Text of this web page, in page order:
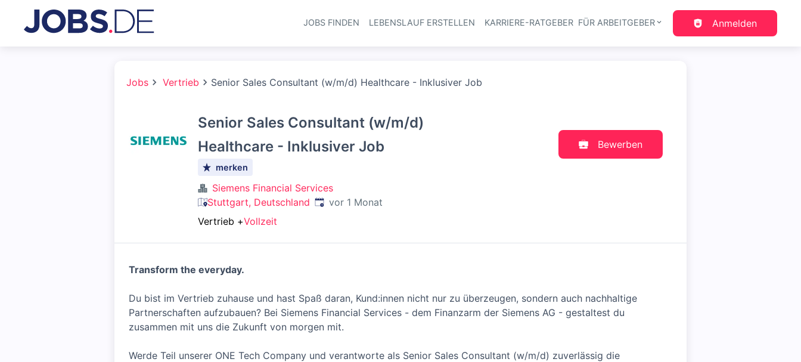
Haupt-Navigation
JOBS FINDEN LEBENSLAUF ERSTELLEN KARRIERE-RATGEBER FÜR ARBEITGEBER Anmelden
Jobs Vertrieb Senior Sales Consultant (w/m/d) Healthcare - Inklusiver Job
Senior Sales Consultant (w/m/d)
Healthcare - Inklusiver Job
merken
Siemens Financial Services
Stuttgart, Deutschland Veröffentlicht:
vor 1 Monat
Vertrieb +Vollzeit
Bewerben
Transform the everyday.
Du bist im Vertrieb zuhause und hast Spaß daran, Kund:innen nicht nur zu überzeugen, sondern auch nachhaltige
Partnerschaften aufzubauen? Bei Siemens Financial Services - dem Finanzarm der Siemens AG - gestaltest du
zusammen mit uns die Zukunft von morgen mit.
Werde Teil unserer ONE Tech Company und verantworte als Senior Sales Consultant (w/m/d) zuverlässig die